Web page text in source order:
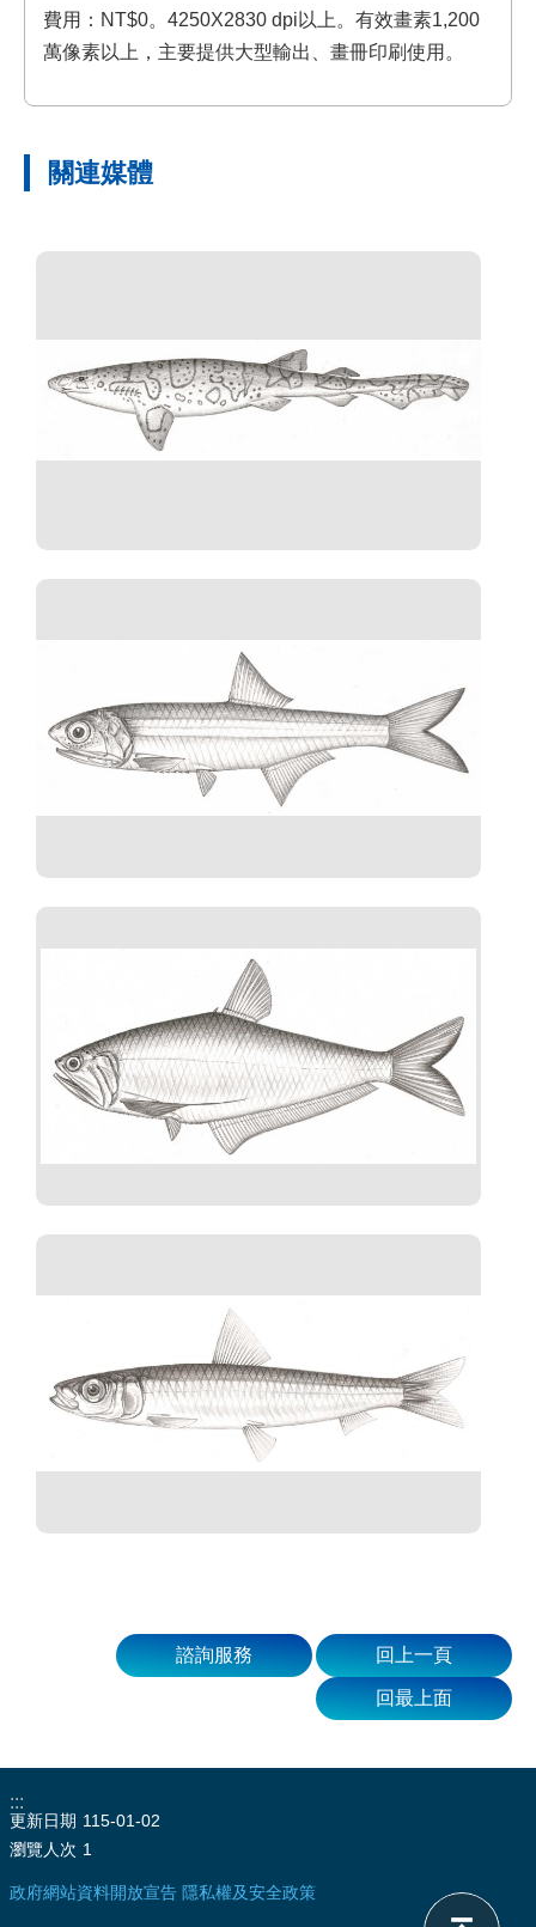
費用：NT$0。4250X2830 dpi以上。有效畫素1,200
萬像素以上，主要提供大型輸出、畫冊印刷使用。
關連媒體
諮詢服務 回上一頁
回最上面
:::
更新日期 115-01-02
瀏覽人次 1
政府網站資料開放宣告 隱私權及安全政策